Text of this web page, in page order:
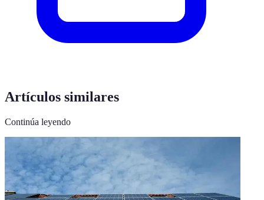
Artículos similares
Continúa leyendo